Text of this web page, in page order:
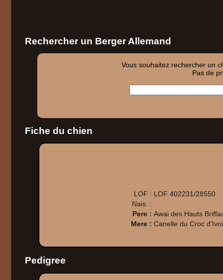
Rechercher un Berger Allemand
Vous souhaitez rechercher un
Pas de
Fiche du chien
LOF : LOF 402231/28550
Nais. :
Pere : Awai des Hauts
Mere : Canelle du Croc
Pedigree